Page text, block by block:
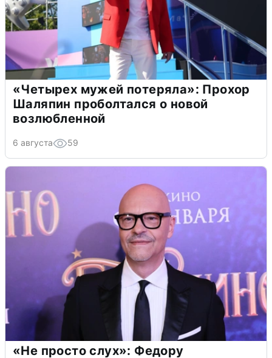
«Четырех мужей потеряла»: Прохор
Шаляпин проболтался о новой
возлюбленной
6 августа 59
«Не просто слух»: Федору